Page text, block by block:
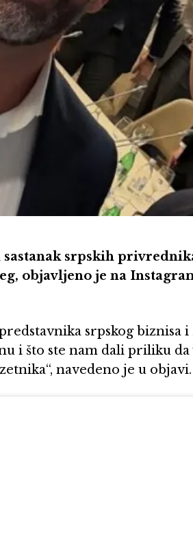
sastanak srpskih
objavljeno je na
srpskog biznisa
i što ste nam dali priliku da
navedeno je u objavi.